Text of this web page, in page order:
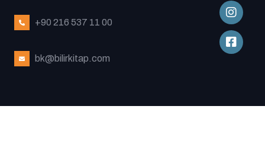
+90 216 537 11 00
bk@bilirkitap.com